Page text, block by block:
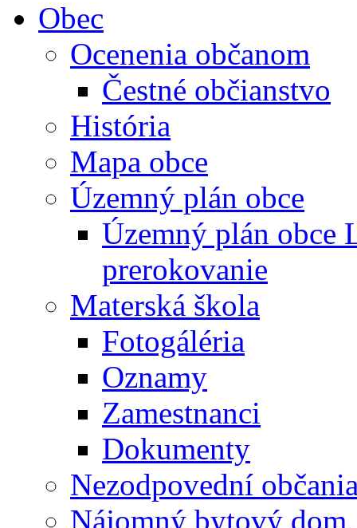
Obec
Ocenenia občanom
Čestné občianstvo
História
Mapa obce
Územný plán obce
Územný plán obce
prerokovanie
Materská škola
Fotogáléria
Oznamy
Zamestnanci
Dokumenty
Nezodpovední
Nájomný bytový dom